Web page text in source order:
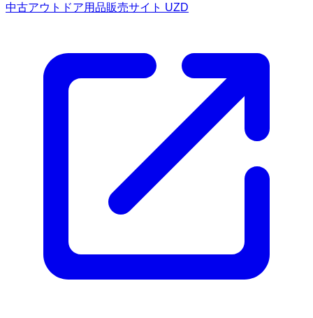
中古アウトドア用品販売サイト UZD